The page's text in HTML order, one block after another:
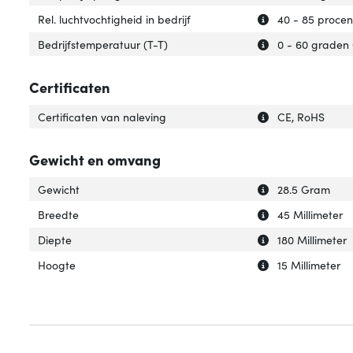
Uitleg over 'Rel.
Verberg uitleg
Rel. luchtvochtigheid in bedrijf
40 - 85
Uitleg over
Verberg uitleg
Bedrijfstemperatuur (T-T) 0 - 60 graden
Certificaten
Uitleg over
Verberg uitleg
Certificaten van naleving CE, RoHS
Gewicht en omvang
Uitleg over
Verberg uitleg
Gewicht
28.5 Gram
Uitleg over
Verberg uitleg
Breedte
45 Millimeter
Uitleg over
Verberg uitleg
Diepte
180 Millimeter
Uitleg over
Verberg uitleg
Hoogte 15 Millimeter